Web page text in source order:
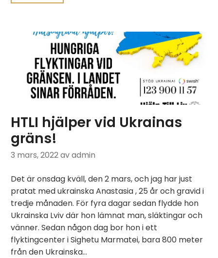
HTLI hjälper vid Ukrainas
gräns!
3 mars, 2022av admin
Det är onsdag kväll, den 2 mars, och jag har just
pratat med ukrainska Anastasia , 25 år och gravid i
tredje månaden. För fyra dagar sedan flydde hon
Ukrainska Lviv där hon lämnat man, släktingar och
vänner. Sedan någon dag bor hon i ett
flyktingcenter i Sighetu Marmatei, bara 800 meter
från den Ukrainska…